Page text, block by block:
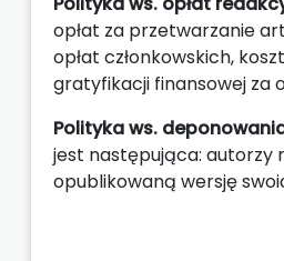
opłat za przetwarzanie
opłat członkowskich,
gratyfikacji finansowej za
Polityka ws.
jest następująca: autorzy
opublikowaną wersję